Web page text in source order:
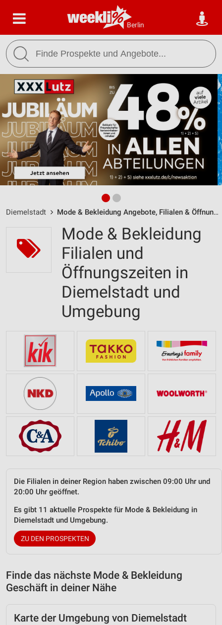
Berlin
Diemelstadt Mode & Bekleidung Angebote, Filialen & Öffnungszeiten
Mode & Bekleidung
Filialen und
Öffnungszeiten in
Diemelstadt und
Umgebung
Die Filialen in deiner Region haben zwischen 09:00 Uhr und
20:00 Uhr geöffnet.
Es gibt 11 aktuelle Prospekte für Mode & Bekleidung in
Diemelstadt und Umgebung.
ZU DEN PROSPEKTEN
Finde das nächste Mode & Bekleidung
Geschäft in deiner Nähe
Karte der Umgebung von Diemelstadt